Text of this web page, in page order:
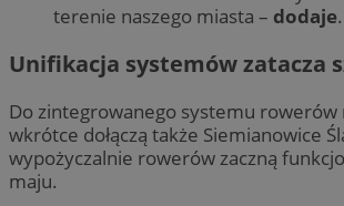
terenie naszego miasta – dodaje.
Unifikacja systemów zatacza
Do zintegrowanego systemu rowerów
wkrótce dołączą także Siemianowice
wypożyczalnie rowerów zaczną
maju.